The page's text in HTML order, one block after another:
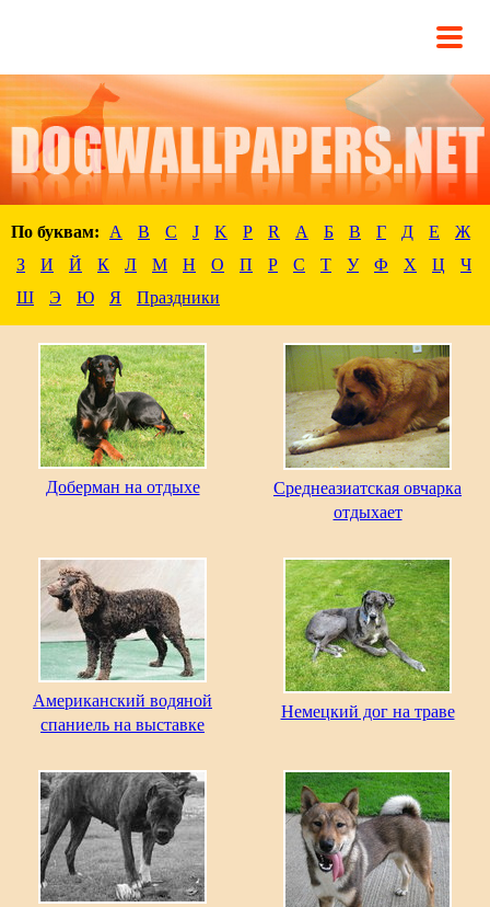
По буквам: A B C J K P R А Б В Г Д Е
Ж
З
И Й К Л М Н О П Р С Т У Ф Х Ц
Ч
Ш
Э Ю Я Праздники
Доберман на отдыхе
Среднеазиатская овчарка
отдыхает
Американский водяной
спаниель на выставке
Немецкий дог на траве